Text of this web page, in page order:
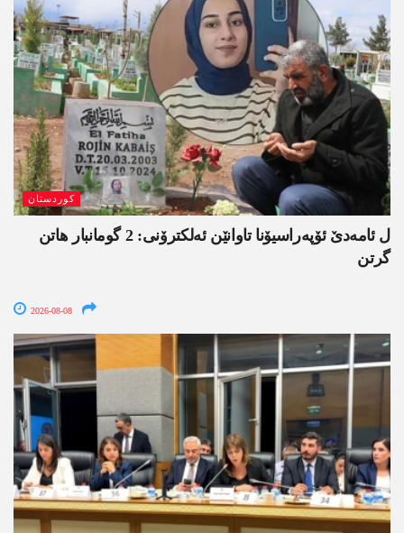
کوردستان
ل ئامەدێ ئۆپەراسیۆنا تاوانێن ئەلکترۆنی: 2 گومانبار ھاتن
گرتن
2026-08-08